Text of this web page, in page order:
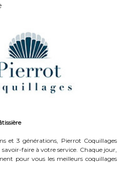
et 3 générations, Pierrot Coquillages
faire à votre service. Chaque jour,
pour vous les meilleurs coquillages